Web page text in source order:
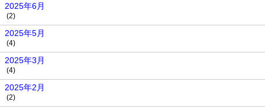
2025年6月
(2)
2025年5月
(4)
2025年3月
(4)
2025年2月
(2)